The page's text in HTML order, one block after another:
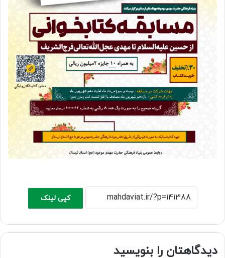
کپی لینک
دیدگاهتان را بنویسید